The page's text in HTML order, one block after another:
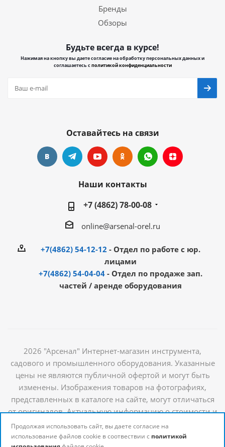
Бренды
Обзоры
Будьте всегда в курсе!
Нажимая на кнопку вы даете согласие на обработку персональных данных и
соглашаетесь сполитикой конфиденциальности
Оставайтесь на связи
Наши контакты
+7 (4862) 78-00-08
online@arsenal-orel.ru
+7(4862) 54-12-12 - Отдел по работе с юр.
лицами
+7(4862) 54-04-04 - Отдел по продаже зап.
частей / аренде оборудования
2026 "Арсенал" Интернет-магазин инструмента,
садового и промышленного оборудования. Указанные
цены не являются публичной офертой и могут быть
изменены. Изображения товаров на фотографиях,
представленных в каталоге на сайте, могут отличаться
от оригиналов. Актуальную информацию о стоимости и
наличии товаров можно получить у наших
менеджеров
Продолжая использовать сайт, вы даете согласие на
использование файлов cookie в соотвествии с политикой